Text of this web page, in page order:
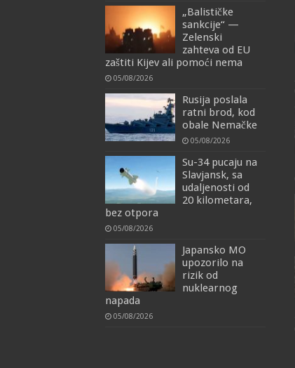
„Balističke
sankcije“ —
Zelenski
zahteva od EU
zaštiti Kijev ali pomoći nema
05/08/2026
Rusija poslala
ratni brod, kod
obale Nemačke
05/08/2026
Su-34 pucaju na
Slavjansk, sa
udaljenosti od
20 kilometara,
bez otpora
05/08/2026
Japansko MO
upozorilo na
rizik od
nuklearnog
napada
05/08/2026